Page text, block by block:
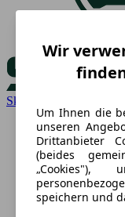
Skoda
Wir
Um Ihnen die
unseren
Drittanbieter
(beides
„Cookies"),
speichern und